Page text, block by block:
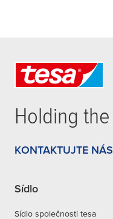
Holding
KONTAKTUJTE NÁS
Sídlo
Sídlo společnosti tesa